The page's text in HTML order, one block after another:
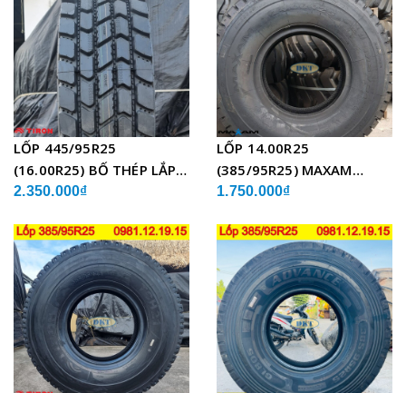
LỐP 445/95R25
(16.00R25) BỐ THÉP LẮP
XE CẨU
2.350.000₫
LỐP 14.00R25
(385/95R25) MAXAM
MSVO1 BỐ THÉP LẮP XE
1.750.000₫